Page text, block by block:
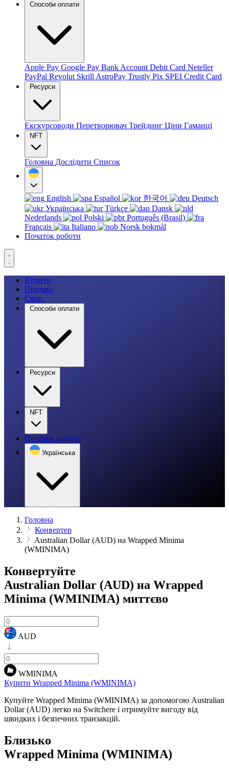
Способи оплати
Apple Pay Google Pay Bank Account Debit Card Neteller
PayPal Revolut Skrill AstroPay Trustly Pix SPEI Credit Card
Ресурси
Екскурсоводи Перетворювач Трейдинг Ціни Гаманці
NFT
Головна Дослідити Список
English Español 한국어
Deutsch
Українська
Türkçe
Dansk
Nederlands
Polski
Português (Brasil)
Français
Italiano
Norsk bokmål
Початок роботи
Купити
Продаю
Своп.
Способи оплати
Ресурси
NFT
Початок роботи
Українська
Головна
Конвертер
Australian Dollar (AUD) на Wrapped Minima
(WMINIMA)
Конвертуйте
Australian Dollar (AUD) на Wrapped
Minima (WMINIMA) миттєво
AUD
WMINIMA
Купити Wrapped Minima (WMINIMA)
Купуйте Wrapped Minima (WMINIMA) за допомогою Australian
Dollar (AUD) легко на Switchere і отримуйте вигоду від
швидких і безпечних транзакцій.
Близько
Wrapped Minima (WMINIMA)